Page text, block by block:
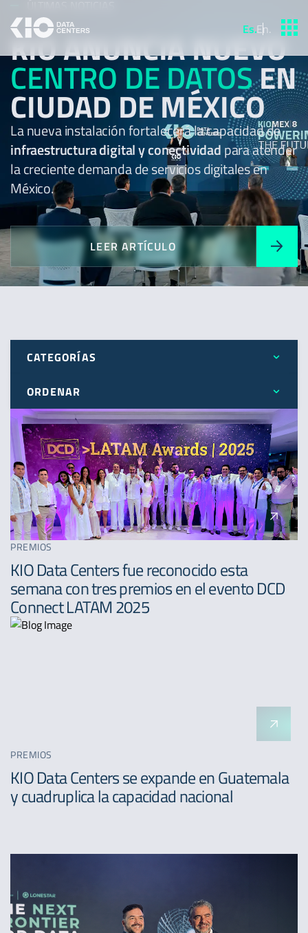
Es.En.
KIO ANUNCIA NUEVO
CENTRO DE DATOSEN
CIUDAD DE MÉXICO
La nueva instalación fortalecerá la capacidad de
infraestructura digital y conectividadpara atender
la creciente demanda de servicios digitales en
México.
LEER ARTÍCULO
CATEGORÍAS
Todos
Expansión
Novedades
Premios
ORDENAR
Más reciente
Menos reciente
A - Z
PREMIOS
KIO Data Centers fue reconocido esta
semana con tres premios en el evento DCD
Connect LATAM 2025
PREMIOS
KIO Data Centers se expande en Guatemala
y cuadruplica la capacidad nacional